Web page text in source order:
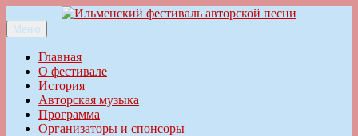
к
содержимому
Ильменский фестиваль авторской песни
Меню
Главная
О фестивале
История
Авторская музыка
Программа
Организаторы и спонсоры